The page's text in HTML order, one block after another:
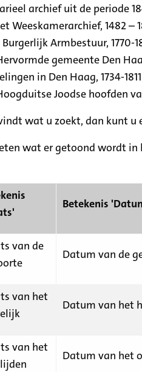
archief uit de periode
Weeskamerarchief, 1482 –
Armbestuur, 1770-
gemeente Den
in Den Haag, 1734-1811
Joodse hoofden
wat u zoekt, dan kunt u
wat er getoond wordt
Betekenis
van de
Datum van de
van het
Datum van het
van het
Datum van het